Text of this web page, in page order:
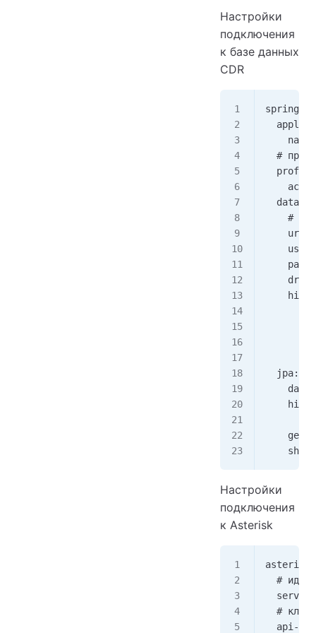
Настройки
подключения
к базе данных
CDR
spring:
#
#
url:
  jpa:
Настройки
подключения
к Asterisk
asterisk:
#
# ключ
api-